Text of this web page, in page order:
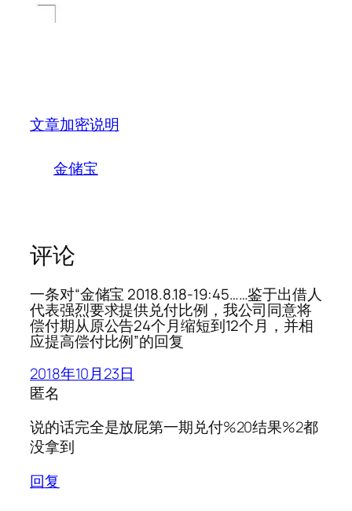
文章加密说明
金储宝
评论
一条对“金储宝 2018.8.18-19:45……鉴于出借人
代表强烈要求提供兑付比例，我公司同意将
偿付期从原公告24个月缩短到12个月，并相
应提高偿付比例”的回复
2018年10月23日
匿名
说的话完全是放屁第一期兑付%20结果%2都
没拿到
回复